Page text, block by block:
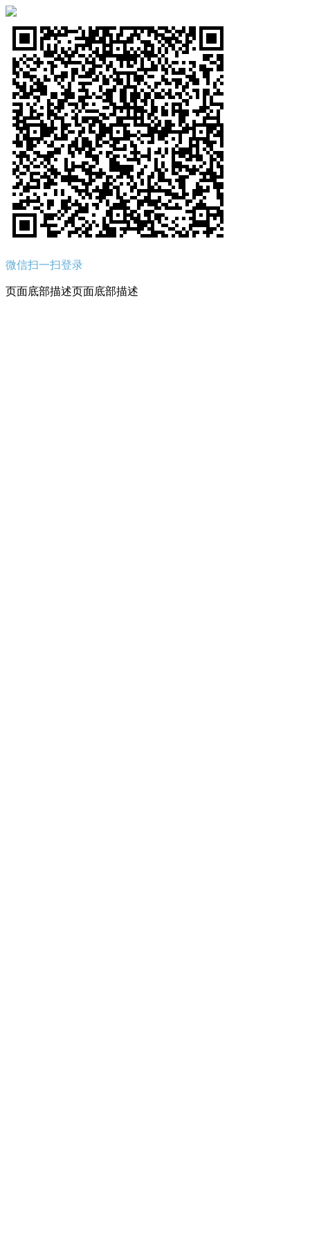
微信扫一扫登录
页面底部描述页面底部描述